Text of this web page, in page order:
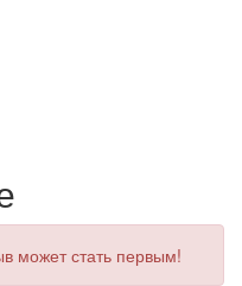
может стать первым!